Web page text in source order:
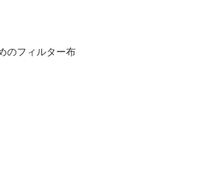
のフィルター布